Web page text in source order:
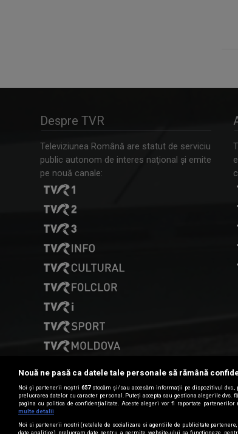
Despre TVR
Televiziunea Română are statut de serviciu
public autonom de interes naţional şi emite
pe nouă canale:
Date de contact
Nouă ne pasă ca datele tale personale să rămână
Noi și partenerii noștri 657stocăm și/sau accesăm informații pe dispozitivul
prelucrarea datelor cu caracter personal. Puteți accepta sau gestiona alegerile dvs.
pagina cu politica de confidențialitate. Aceste alegeri vor fi raportate partenerilor
multe detalii
Noi si partenerii nostri (retelele de socializare si agentiile de publicitate
date analitice) prelucram date pentru a permite website-ului sa functioneze,